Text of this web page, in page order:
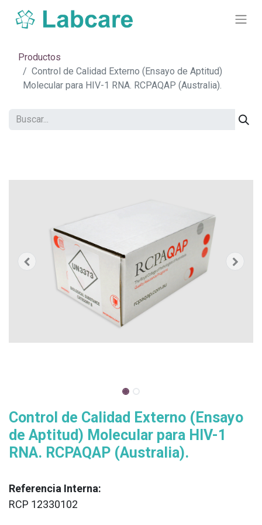
Productos
Control de Calidad Externo (Ensayo de Aptitud)
Molecular para HIV-1 RNA. RCPAQAP (Australia).
Control de Calidad Externo (Ensayo
de Aptitud) Molecular para HIV-1
RNA. RCPAQAP (Australia).
Referencia Interna:
RCP 12330102